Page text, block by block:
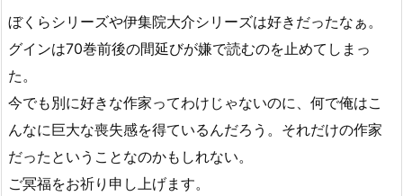
ぼくらシリーズや伊集院大介シリーズは好きだったなぁ。
グインは70巻前後の間延びが嫌で読むのを止めてしまっ
た。
今でも別に好きな作家ってわけじゃないのに、何で俺はこ
んなに巨大な喪失感を得ているんだろう。それだけの作家
だったということなのかもしれない。
ご冥福をお祈り申し上げます。